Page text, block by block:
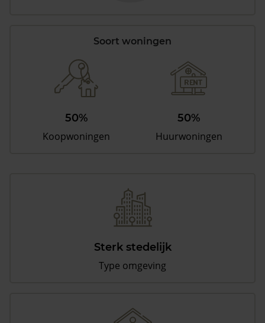
Soort woningen
50%
Koopwoningen
50%
Huurwoningen
Sterk stedelijk
Type omgeving